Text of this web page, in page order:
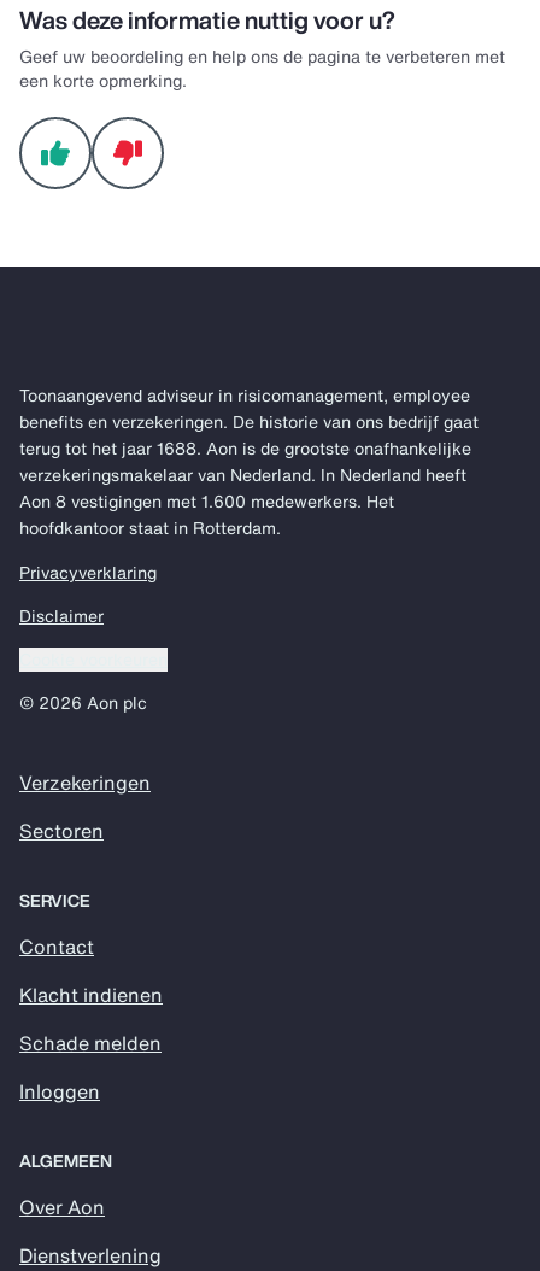
Was deze informatie nuttig voor u?
Geef uw beoordeling en help ons de pagina te verbeteren met
een korte opmerking.
Toonaangevend adviseur in risicomanagement, employee
benefits en verzekeringen. De historie van ons bedrijf gaat
terug tot het jaar 1688. Aon is de grootste onafhankelijke
verzekeringsmakelaar van Nederland. In Nederland heeft
Aon 8 vestigingen met 1.600 medewerkers. Het
hoofdkantoor staat in Rotterdam.
Privacyverklaring
Disclaimer
© 2026 Aon plc
Verzekeringen
Sectoren
SERVICE
Contact
Klacht indienen
Schade melden
Inloggen
ALGEMEEN
Over Aon
Dienstverlening